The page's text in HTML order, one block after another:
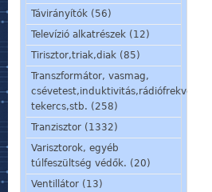
Távirányítók (56)
Televízió alkatrészek (12)
Tirisztor,triak,diak (85)
Transzformátor, vasmag,
csévetest,induktivitás,rádiófrekvenciás
tekercs,stb. (258)
Tranzisztor (1332)
Varisztorok, egyéb
túlfeszültség védők. (20)
Ventillátor (13)